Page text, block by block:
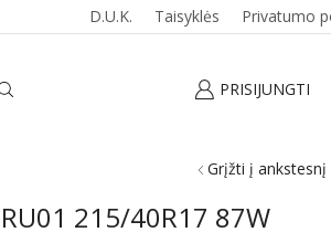
D.U.K. Taisyklės Privatumo
PRISIJUNGTI
Grįžti į ankstesnį
215/40R17 87W